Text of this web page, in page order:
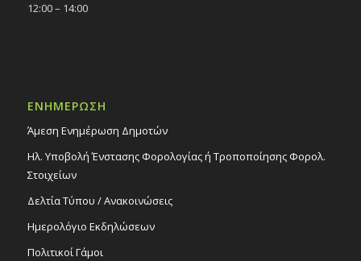
12:00 – 14:00
ΕΝΗΜΕΡΩΣΗ
Άμεση Ενημέρωση Δημοτών
Ηλ. Υποβολή Ένστασης Φορολογίας ή Τροποποίησης Φορολ.
Στοιχείων
Δελτία Τύπου / Ανακοινώσεις
Ημερολόγιο Εκδηλώσεων
Πολιτικοί Γάμοι